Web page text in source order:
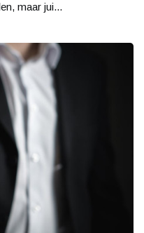
maar jui...